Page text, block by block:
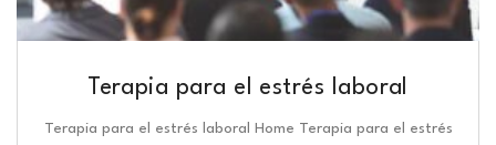
Terapia para el estrés laboral
Terapia para el estrés laboral Home Terapia para el estrés